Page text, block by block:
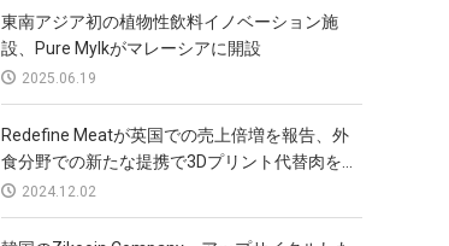
東南アジア初の植物性飲料イノベーション施
設、Pure Mylkがマレーシアに開設
2025.06.19
Redefine Meatが英国での売上倍増を報告、外
食分野での新たな提携で3Dプリント代替肉を...
2024.12.02